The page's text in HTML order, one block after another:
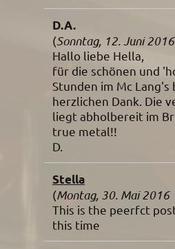
D.A.
(Sonntag, 12. Juni
Hallo liebe Hella,
für die schönen und
Stunden im Mc Lang's
herzlichen Dank. Die
liegt abholbereit im
true metal!!
D.
Stella
(Montag, 30. Mai 2016
This is the peerfct
this time